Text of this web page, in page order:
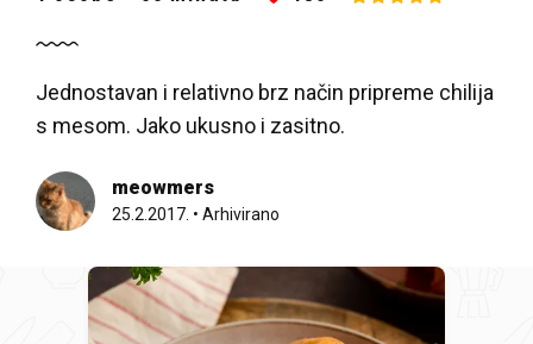
Jednostavan i relativno brz način pripreme chilija
s mesom. Jako ukusno i zasitno.
meowmers
25.2.2017. • Arhivirano